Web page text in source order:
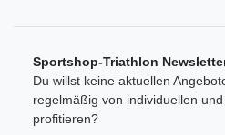
Sportshop-Triathlon
Du willst keine aktuellen
regelmäßig von individuellen
profitieren?